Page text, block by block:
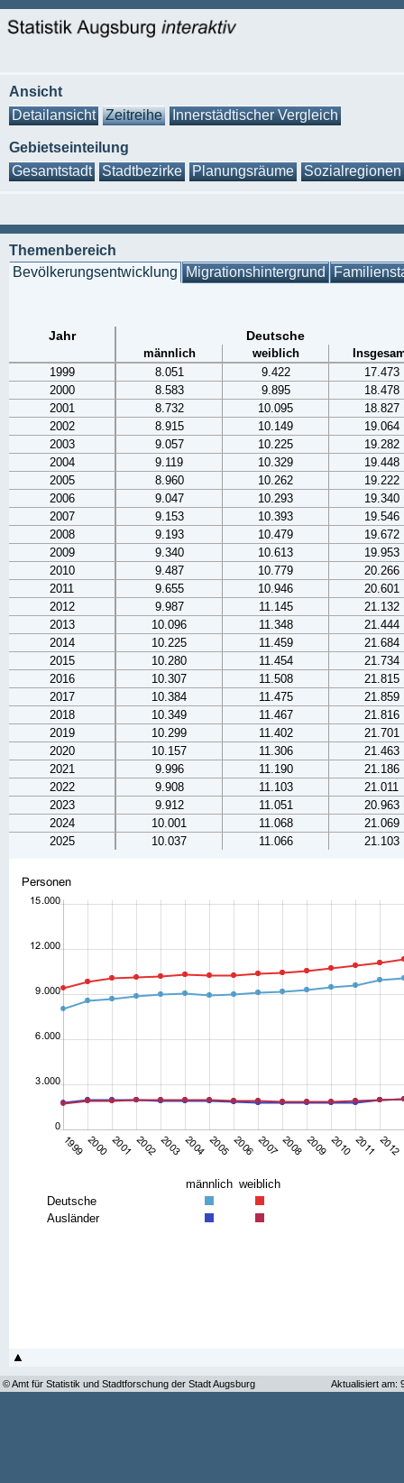
Ansicht
Detailansicht
Zeitreihe Innerstädtischer Vergleich
Gebietseinteilung
Gesamtstadt
Stadtbezirke Planungsräume Sozialregionen
Themenbereich
Bevölkerungsentwicklung Migrationshintergrund
Jahr Deutsche
männlich weiblich
1999
8.051 9.422
17.473
2000
8.583 9.895
18.478
2001
8.732 10.095
18.827
2002
8.915 10.149
19.064
2003
9.057 10.225
19.282
2004
9.119 10.329
19.448
2005
8.960 10.262
19.222
2006
9.047 10.293
19.340
2007
9.153 10.393
19.546
2008
9.193 10.479
19.672
2009
9.340 10.613
19.953
2010
9.487 10.779
20.266
2011
9.655 10.946
20.601
2012
9.987 11.145
21.132
2013
10.096 11.348
21.444
2014
10.225 11.459
21.684
2015
10.280 11.454
21.734
2016
10.307 11.508
21.815
2017
10.384 11.475
21.859
2018
10.349 11.467
21.816
2019
10.299 11.402
21.701
2020
10.157 11.306
21.463
2021
9.996 11.190
21.186
2022
9.908 11.103
21.011
2023
9.912 11.051
20.963
2024
10.001 11.068
21.069
2025
10.037 11.066 21.103
männlich weiblich
Deutsche
Ausländer
© Amt für Statistik und Stadtforschung der Stadt Augsburg Aktualisiert am: